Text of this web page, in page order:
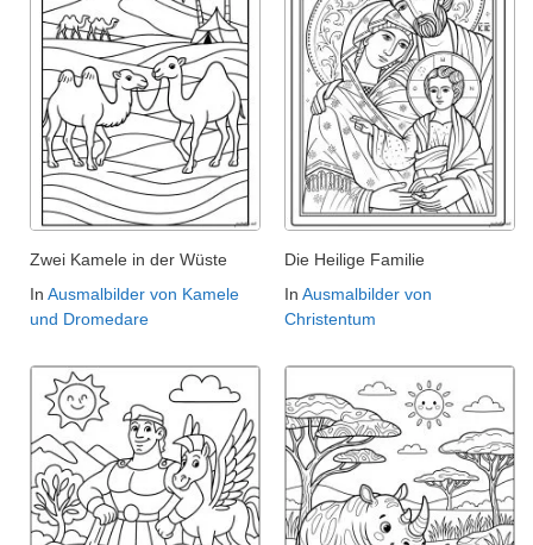
Zwei Kamele in der Wüste
In Ausmalbilder von Kamele
und Dromedare
Die Heilige Familie
In Ausmalbilder von
Christentum